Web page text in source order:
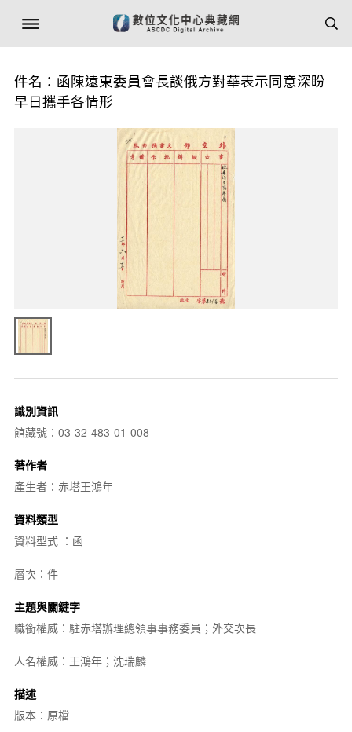
件名：函陳遠東委員會長談俄方對華表示同意深盼
早日攜手各情形
識別資訊
館藏號：03-32-483-01-008
著作者
產生者：赤塔王鴻年
資料類型
資料型式 ：函
層次：件
主題與關鍵字
職銜權威：駐赤塔辦理總領事事務委員；外交次長
人名權威：王鴻年；沈瑞麟
描述
版本：原檔